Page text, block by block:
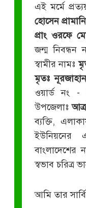
এই মর্মে
হোসেন
প্রাং ওরফে
জন্ম নিবন্ধন
স্বামীর নামঃ
মৃতঃ
ওয়ার্ড নং -
উপজেলাঃ
ব্যক্তি,
ইউনিয়নের
বাংলাদেশের
স্বভাব
আমি তার